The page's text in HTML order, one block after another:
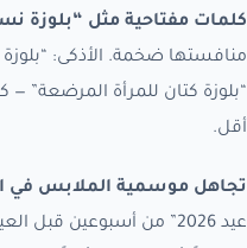
كلمات مفتاحية مثل “بلوزة
منافستها ضخمة. الأذكى: “بلوزة
“بلوزة كتان للمرأة المرضعة”
أقل.
تجاهل موسمية الملابس في
عيد 2026” من أسبوعين